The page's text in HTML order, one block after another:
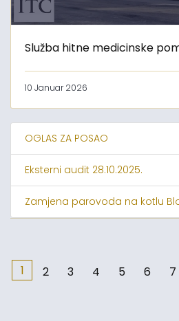
Služba hitne medicinske
10 Januar 2026
OGLAS ZA POSAO
Eksterni audit 28.10.2025.
Zamjena parovoda na kotlu
1 2 3 4 5 6 7